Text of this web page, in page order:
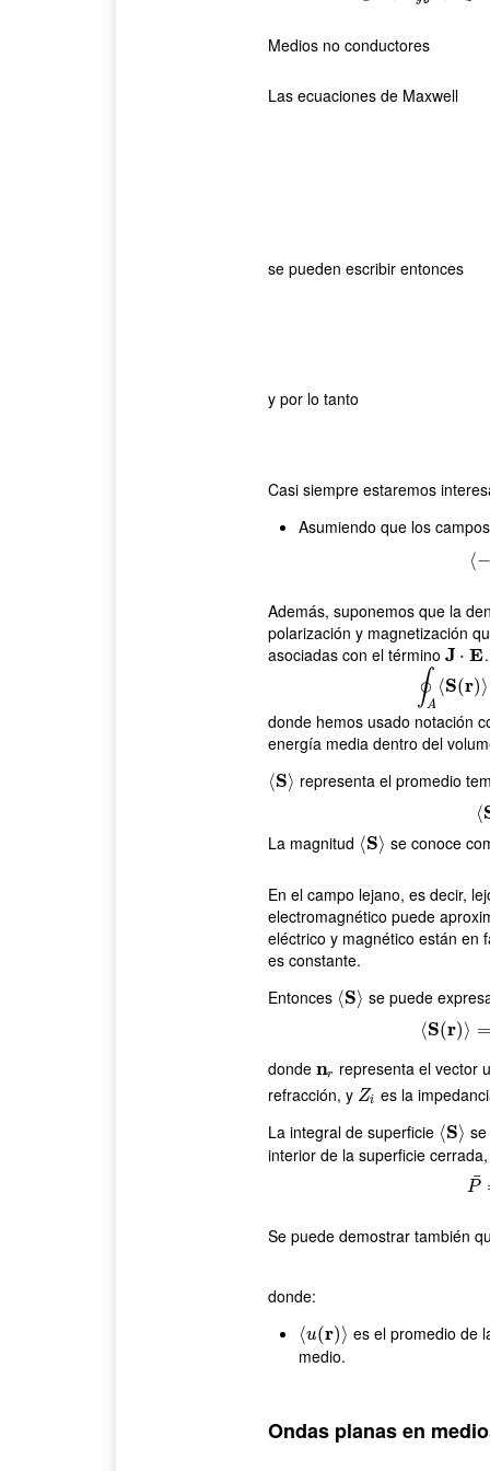
Medios no conductores
Las ecuaciones de Maxwell
se pueden escribir entonces
y por lo tanto
Casi siempre estaremos
Asumiendo que los
⟨
Además, suponemos que la
polarización y magnetización
asociadas con el término J ⋅ E
J⋅ E
∮A
⟨S(r)⟩
∮A
donde hemos usado notación
energía media dentro del
⟨S⟩
⟨S⟩
representa el promedio
⟨
La magnitud ⟨S⟩
⟨S⟩ se conoce
En el campo lejano, es decir,
electromagnético puede
eléctrico y magnético están en
es constante.
Entonces ⟨S⟩
⟨S⟩ se puede
⟨S(r)⟩ =
⟨ S(r
donde nr
nr representa el vector
refracción, y Zi
Zi es la
La integral de superficie ⟨S⟩
⟨S⟩
interior de la superficie
P¯
Se puede demostrar también
donde:
⟨u(r)⟩
⟨u(r)⟩
es el promedio de
medio.
Ondas planas en